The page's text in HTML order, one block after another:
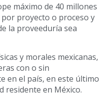
máximo de 40 millones
por proyecto o proceso y
la proveeduría sea
y morales mexicanas,
con o sin
en el país, en este último
residente en México.